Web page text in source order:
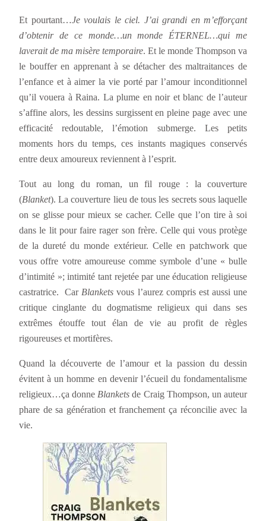
Et pourtant…Je voulais le ciel. J’ai grandi en m’efforçant
d’obtenir de ce monde…un monde ÉTERNEL…qui me
laverait de ma misère temporaire. Et le monde Thompson va
le bouffer en apprenant à se détacher des maltraitances de
l’enfance et à aimer la vie porté par l’amour inconditionnel
qu’il vouera à Raina. La plume en noir et blanc de l’auteur
s’affine alors, les dessins surgissent en pleine page avec une
efficacité redoutable, l’émotion submerge. Les petits
moments hors du temps, ces instants magiques conservés
entre deux amoureux reviennent à l’esprit.
Tout au long du roman, un fil rouge : la couverture
(Blanket). La couverture lieu de tous les secrets sous laquelle
on se glisse pour mieux se cacher. Celle que l’on tire à soi
dans le lit pour faire rager son frère. Celle qui vous protège
de la dureté du monde extérieur. Celle en patchwork que
vous offre votre amoureuse comme symbole d’une « bulle
d’intimité »; intimité tant rejetée par une éducation religieuse
castratrice. CarBlankets vous l’aurez compris est aussi une
critique cinglante du dogmatisme religieux qui dans ses
extrêmes étouffe tout élan de vie au profit de règles
rigoureuses et mortifères.
Quand la découverte de l’amour et la passion du dessin
évitent à un homme en devenir l’écueil du fondamentalisme
religieux…ça donneBlankets de Craig Thompson, un auteur
phare de sa génération et franchement ça réconcilie avec la
vie.